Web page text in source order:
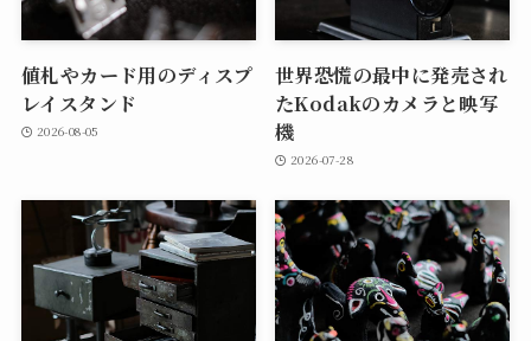
値札やカード用のディスプ
レイスタンド
2026-08-05
世界恐慌の最中に発売され
たKodakのカメラと映写
機
2026-07-28